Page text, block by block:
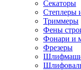
Секаторы
Степлеры
Триммеры
Фены
Фонари и
Фрезеры